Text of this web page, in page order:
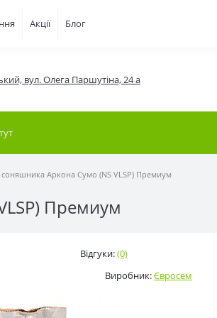
Акції Блог
вул. Олега Паршутіна, 24 а
соняшника Аркона Сумо (NS VLSP) Премиум
Премиум
Відгуки:(0)
Виробник:Євросем